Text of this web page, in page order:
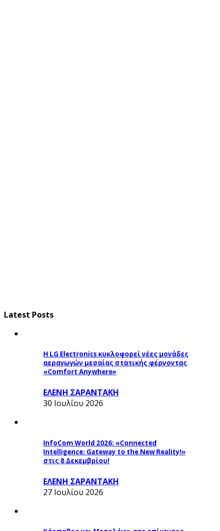
Latest Posts
Η LG Electronics κυκλοφορεί νέες μονάδες
αεραγωγών μεσαίας στατικής φέρνοντας
«Comfort Anywhere»
ΕΛΕΝΗ ΣΑΡΑΝΤΑΚΗ
30 Ιουλίου 2026
InfoCom World 2026: «Connected
Intelligence: Gateway to the New Reality!»
στις 8 Δεκεμβρίου!
ΕΛΕΝΗ ΣΑΡΑΝΤΑΚΗ
27 Ιουλίου 2026